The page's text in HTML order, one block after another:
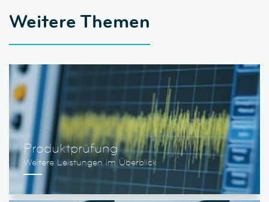
Weitere Themen
Produktprüfung